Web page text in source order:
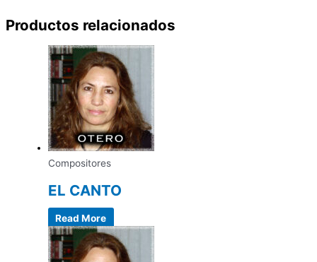
Productos relacionados
Compositores
EL CANTO
Read More